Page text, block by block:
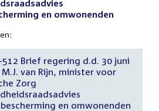
en omwonenden
Brief regering d.d. 30 juni
M.J. van Rijn, minister voor
Zorg
en omwonenden